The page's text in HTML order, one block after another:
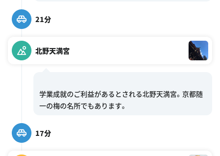
21分
北野天満宮
学業成就のご利益があるとされる北野天満宮。京都随
17分